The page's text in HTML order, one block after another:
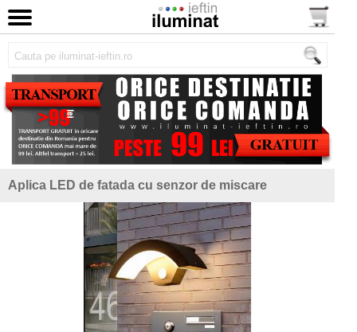
Aplica LED de fatada cu senzor de miscare